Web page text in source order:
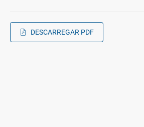
DESCARREGAR PDF